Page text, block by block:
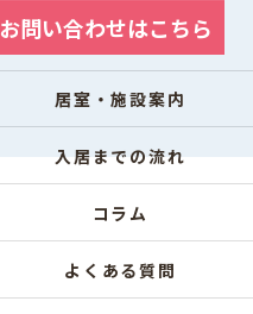
お問い合わせはこちら
居室・施設案内
入居までの流れ
コラム
よくある質問